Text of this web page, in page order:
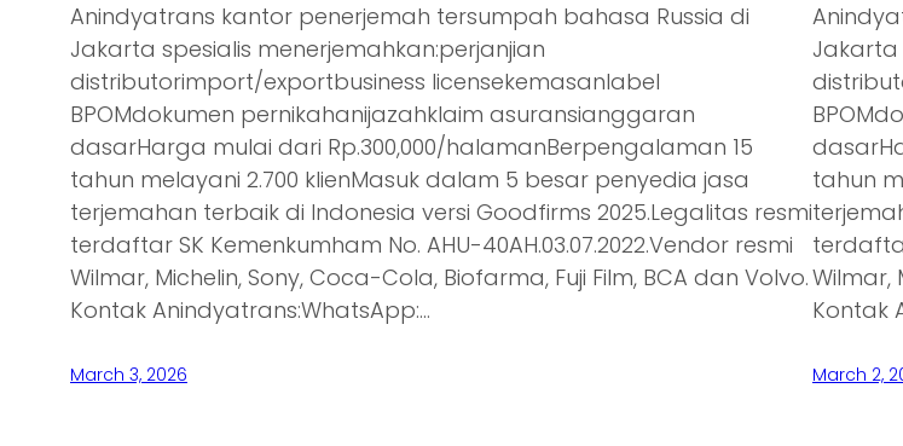
Anindyatrans kantor penerjemah tersumpah bahasa Russia di
Jakarta spesialis menerjemahkan:perjanjian
distributorimport/exportbusiness licensekemasanlabel
BPOMdokumen pernikahanijazahklaim asuransianggaran
dasarHarga mulai dari Rp.300,000/halamanBerpengalaman 15
tahun melayani 2.700 klienMasuk dalam 5 besar penyedia jasa
terjemahan terbaik di Indonesia versi Goodfirms 2025.Legalitas resmi
terdaftar SK Kemenkumham No. AHU-40AH.03.07.2022.Vendor resmi
Wilmar, Michelin, Sony, Coca-Cola, Biofarma, Fuji Film, BCA dan Volvo.
Kontak Anindyatrans:WhatsApp:…
March 3, 2026
Jakarta
tahun
Wilmar,
Kontak
March 2,